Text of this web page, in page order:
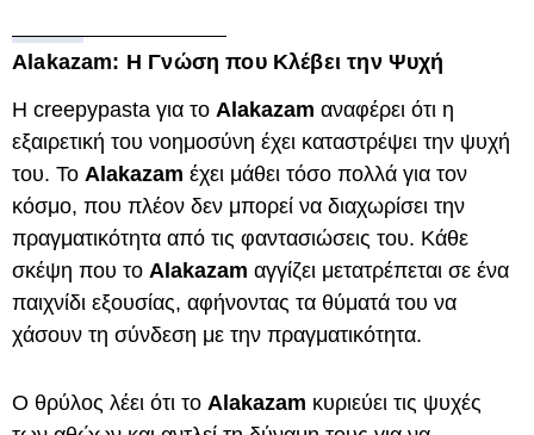
Alakazam: Η Γνώση που Κλέβει την Ψυχή
Η creepypasta για το Alakazam αναφέρει ότι η
εξαιρετική του νοημοσύνη έχει καταστρέψει την ψυχή
του. Το Alakazam έχει μάθει τόσο πολλά για τον
κόσμο, που πλέον δεν μπορεί να διαχωρίσει την
πραγματικότητα από τις φαντασιώσεις του. Κάθε
σκέψη που το Alakazam αγγίζει μετατρέπεται σε ένα
παιχνίδι εξουσίας, αφήνοντας τα θύματά του να
χάσουν τη σύνδεση με την πραγματικότητα.
Ο θρύλος λέει ότι το Alakazam κυριεύει τις ψυχές